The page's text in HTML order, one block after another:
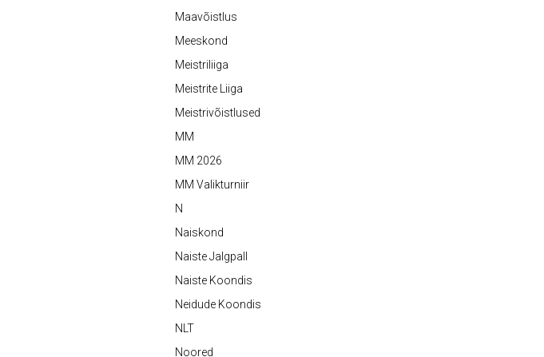
Maavõistlus
Meeskond
Meistriliiga
Meistrite Liiga
Meistrivõistlused
MM
MM 2026
MM Valikturniir
N
Naiskond
Naiste Jalgpall
Naiste Koondis
Neidude Koondis
NLT
Noored